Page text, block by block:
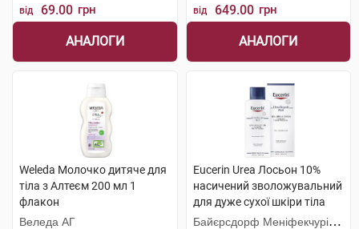
від 69.00 грн
АНАЛОГИ
від 649.00 грн
АНАЛОГИ
Weleda Молочко дитяче для
тіла з Алтеєм 200 мл 1
флакон
Веледа АГ
Eucerin Urea Лосьон 10%
насичений зволожувальний
для дуже сухої шкіри тіла
250 мл 1 флакон
Байєрсдорф Меніфекчурінг